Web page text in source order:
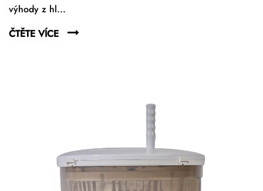
výhody z hl...
ČTĚTE VÍCE